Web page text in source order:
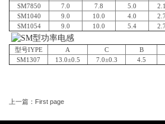
SM7850
7.0 7.8 5.0 2.1
SM1040
9.0 10.0 4.0 2.7
SM1054
9.0 10.0 5.4 2.7
型号IYPE A C B
SM1307
13.0±0.5 7.0±0.3 4.5
上一篇：First page